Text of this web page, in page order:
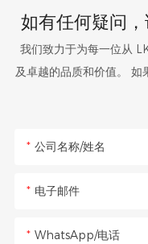
如有任何疑问，
我们致力于为每一位从
及卓越的品质和价值。 如
公司名称/姓名
电子邮件
WhatsApp/电话